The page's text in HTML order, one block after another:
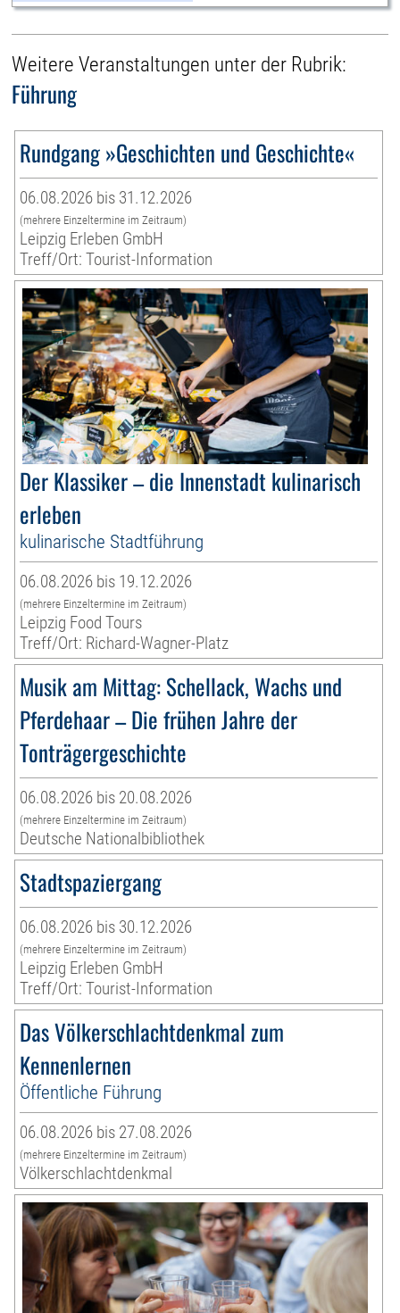
Weitere Veranstaltungen unter der Rubrik:
Führung
Rundgang »Geschichten und Geschichte«
06.08.2026 bis 31.12.2026
(mehrere Einzeltermine im Zeitraum)
Leipzig Erleben GmbH
Treff/Ort: Tourist-Information
Der Klassiker – die Innenstadt kulinarisch
erleben
kulinarische Stadtführung
06.08.2026 bis 19.12.2026
(mehrere Einzeltermine im Zeitraum)
Leipzig Food Tours
Treff/Ort: Richard-Wagner-Platz
Musik am Mittag: Schellack, Wachs und
Pferdehaar – Die frühen Jahre der
Tonträgergeschichte
06.08.2026 bis 20.08.2026
(mehrere Einzeltermine im Zeitraum)
Deutsche Nationalbibliothek
Stadtspaziergang
06.08.2026 bis 30.12.2026
(mehrere Einzeltermine im Zeitraum)
Leipzig Erleben GmbH
Treff/Ort: Tourist-Information
Das Völkerschlachtdenkmal zum
Kennenlernen
Öffentliche Führung
06.08.2026 bis 27.08.2026
(mehrere Einzeltermine im Zeitraum)
Völkerschlachtdenkmal